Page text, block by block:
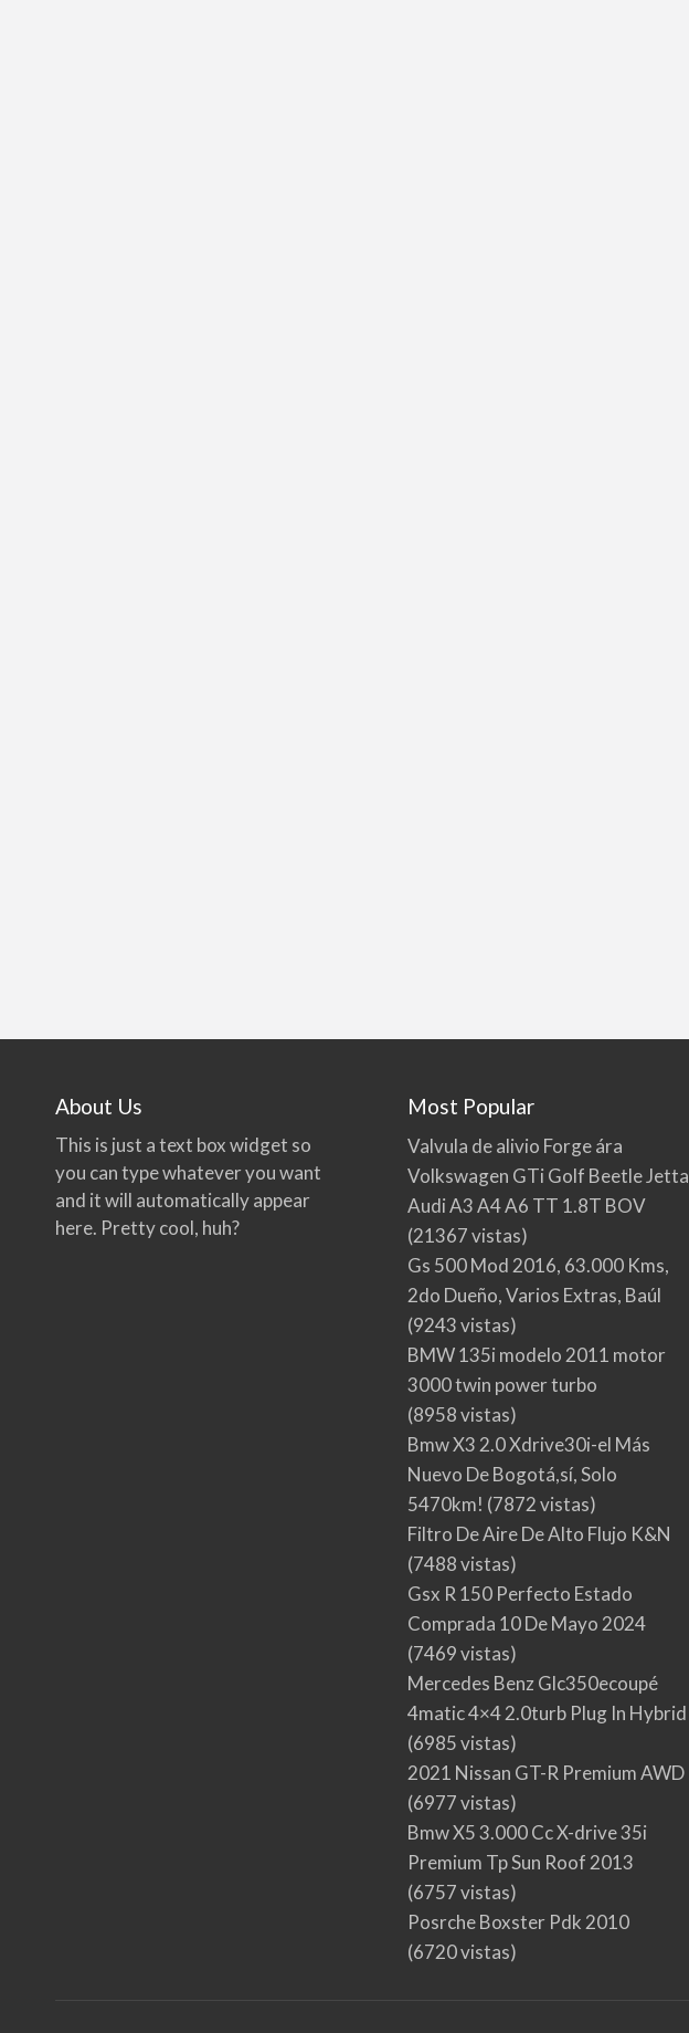
About Us
This is just a text box widget so
you can type whatever you want
and it will automatically appear
here. Pretty cool, huh?
Most Popular
Valvula de alivio Forge ára
Volkswagen GTi Golf Beetle Jetta
Audi A3 A4 A6 TT 1.8T BOV
(21367 vistas)
Gs 500 Mod 2016, 63.000 Kms,
2do Dueño, Varios Extras, Baúl
(9243 vistas)
BMW 135i modelo 2011 motor
3000 twin power turbo
(8958 vistas)
Bmw X3 2.0 Xdrive30i-el Más
Nuevo De Bogotá,sí, Solo
5470km! (7872 vistas)
Filtro De Aire De Alto Flujo K&N
(7488 vistas)
Gsx R 150 Perfecto Estado
Comprada 10 De Mayo 2024
(7469 vistas)
Mercedes Benz Glc350ecoupé
4matic 4×4 2.0turb Plug In Hybrid
(6985 vistas)
2021 Nissan GT-R Premium AWD
(6977 vistas)
Bmw X5 3.000 Cc X-drive 35i
Premium Tp Sun Roof 2013
(6757 vistas)
Posrche Boxster Pdk 2010
(6720 vistas)